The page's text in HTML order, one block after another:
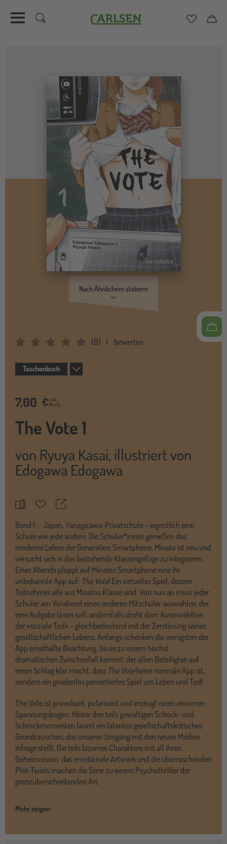
Carlsen
Nach Ähnlichem stöbern
Average Rating: 0 (0) bewerten
Taschenbuch
7,00 €inkl.
MwSt.
The Vote 1
von Ryuya Kasai, illustriert von
Edogawa Edogawa
MerkzettelTeilen
Band 1 : Japan, Yanagizawa-Privatschule – eigentlich eine
Schule wie jede andere. Die Schüler*innen genießen das
moderne Leben der Generation Smartphone. Minato ist neu und
versucht sich in das bestehende Klassengefüge zu integrieren.
Eines Abends ploppt auf Minatos Smartphone eine ihr
unbekannte App auf: The Vote! Ein virtuelles Spiel, dessen
Teilnehmer alle aus Minatos Klasse sind. Von nun an muss jeder
Schüler am Vorabend einen anderen Mitschüler auswählen, der
eine Aufgabe lösen soll, andernfalls droht dem Auserwählten
der »soziale Tod« – gleichbedeutend mit der Zerstörung seines
gesellschaftlichen Lebens. Anfangs schenken die wenigsten der
App ernsthafte Beachtung, bis es zu einem höchst
dramatischen Zwischenfall kommt, der allen Beteiligten auf
einen Schlag klar macht, dass The Votekeine normale App ist,
sondern ein gnadenlos pervertiertes Spiel um Leben und Tod!
The Vote ist provokant, polarisiert und erzeugt einen enormen
Spannungsbogen. Hinter den teils gewaltigen Schock- und
Schreckmomenten lauert ein latentes gesellschaftskritisches
Grundrauschen, das unseren Umgang mit den neuen Medien
infrage stellt. Die teils bizarren Charaktere mit all ihren
Geheimnissen, das emotionale Artwork und die überraschenden
Plot-Twists machen die Serie zu einem Psychothriller der
grenzüberschreitenden Art.
Mehr zeigen